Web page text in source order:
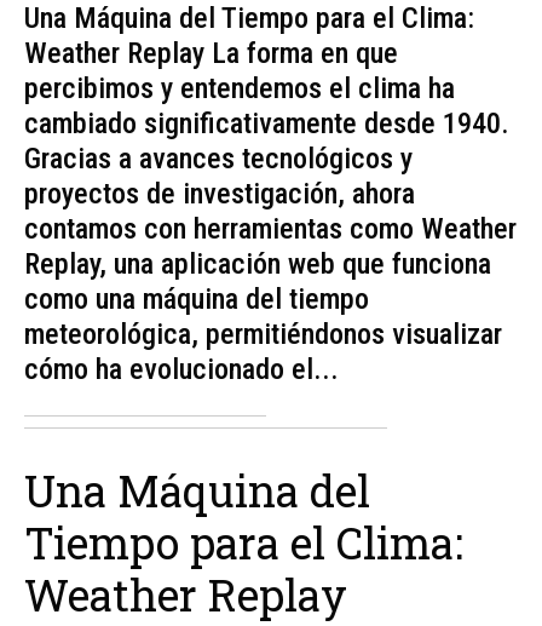
Una Máquina del Tiempo para el Clima:
Weather Replay La forma en que
percibimos y entendemos el clima ha
cambiado significativamente desde 1940.
Gracias a avances tecnológicos y
proyectos de investigación, ahora
contamos con herramientas como Weather
Replay, una aplicación web que funciona
como una máquina del tiempo
meteorológica, permitiéndonos visualizar
cómo ha evolucionado el...
Una Máquina del
Tiempo para el Clima:
Weather Replay